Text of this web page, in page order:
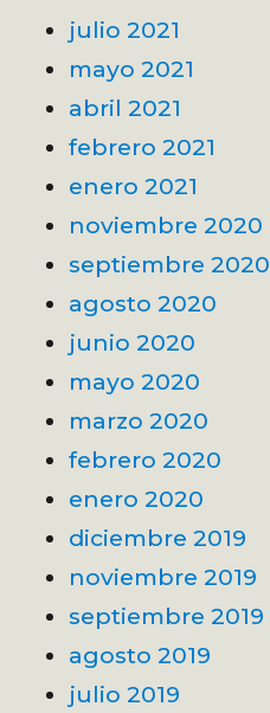
julio 2021
mayo 2021
abril 2021
febrero 2021
enero 2021
noviembre 2020
septiembre 2020
agosto 2020
junio 2020
mayo 2020
marzo 2020
febrero 2020
enero 2020
diciembre 2019
noviembre 2019
septiembre 2019
agosto 2019
julio 2019